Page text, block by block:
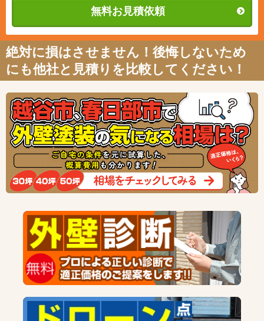
無料お見積依頼
絶対に損はさせません！後悔しないため
にも他社と見積りを比較してください！